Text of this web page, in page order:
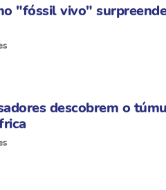
"fóssil vivo"
descobrem o